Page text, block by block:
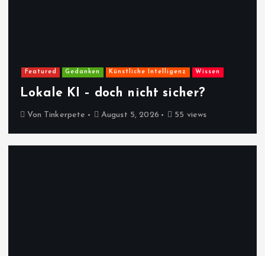
Featured Gedanken Künstliche Intelligenz Wissen
Lokale KI – doch nicht sicher?
Von Tinkerpete August 5, 2026 55 views